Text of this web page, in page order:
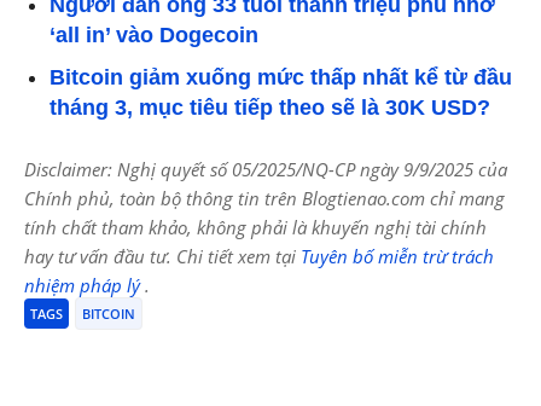
Người đàn ông 33 tuổi thành triệu phú nhờ
‘all in’ vào Dogecoin
Bitcoin giảm xuống mức thấp nhất kể từ đầu
tháng 3, mục tiêu tiếp theo sẽ là 30K USD?
Disclaimer: Nghị quyết số 05/2025/NQ-CP ngày 9/9/2025 của
Chính phủ, toàn bộ thông tin trên Blogtienao.com chỉ mang
tính chất tham khảo, không phải là khuyến nghị tài chính
hay tư vấn đầu tư. Chi tiết xem tại Tuyên bố miễn trừ trách
nhiệm pháp lý.
TAGS BITCOIN